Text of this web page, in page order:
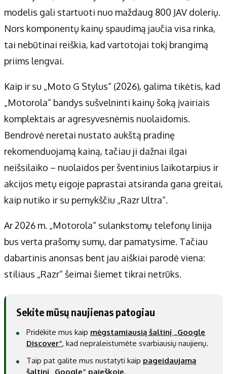
modelis gali startuoti nuo maždaug 800 JAV dolerių.
Nors komponentų kainų spaudimą jaučia visa rinka,
tai nebūtinai reiškia, kad vartotojai tokį brangimą
priims lengvai.
Kaip ir su „Moto G Stylus“ (2026), galima tikėtis, kad
„Motorola“ bandys sušvelninti kainų šoką įvairiais
komplektais ar agresyvesnėmis nuolaidomis.
Bendrovė neretai nustato aukštą pradinę
rekomenduojamą kainą, tačiau ji dažnai ilgai
neišsilaiko – nuolaidos per šventinius laikotarpius ir
akcijos metų eigoje paprastai atsiranda gana greitai,
kaip nutiko ir su pernykščiu „Razr Ultra“.
Ar 2026 m. „Motorola“ sulankstomų telefonų linija
bus verta prašomų sumų, dar pamatysime. Tačiau
dabartinis anonsas bent jau aiškiai parodė viena:
stiliaus „Razr“ šeimai šiemet tikrai netrūks.
Sekite mūsų naujienas patogiau
Pridėkite mus kaip mėgstamiausią šaltinį „Google
Discover“, kad nepraleistumėte svarbiausių naujienų.
Taip pat galite mus nustatyti kaip pageidaujamą
šaltinį „Google“ paieškoje.